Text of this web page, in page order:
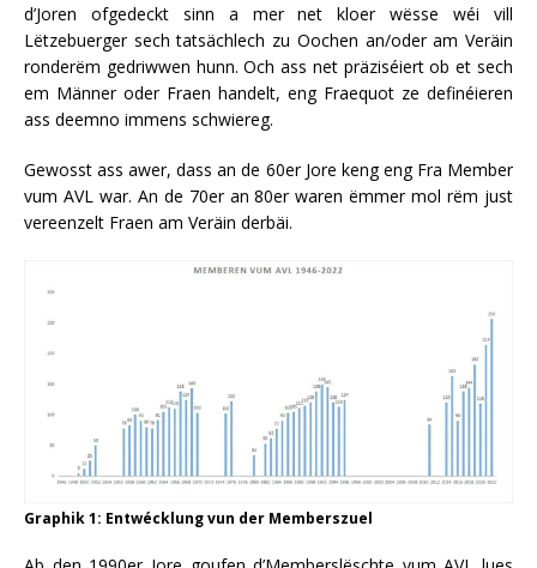
d’Joren ofgedeckt sinn a mer net kloer wësse wéi vill
Lëtzebuerger sech tatsächlech zu Oochen an/oder am Veräin
ronderëm gedriwwen hunn. Och ass net präziséiert ob et sech
em Männer oder Fraen handelt, eng Fraequot ze definéieren
ass deemno immens schwiereg.
Gewosst ass awer, dass an de 60er Jore keng eng Fra Member
vum AVL war. An de 70er an 80er waren ëmmer mol rëm just
vereenzelt Fraen am Veräin derbäi.
Graphik 1: Entwécklung vun der Memberszuel